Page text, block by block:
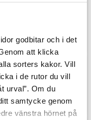
godbitar och i det
att klicka
sorters kakor. Vill
i de rutor du vill
urval”. Om du
samtycke genom
vänstra hörnet på